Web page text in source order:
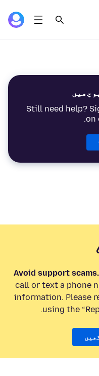
Still need help?
on
Avoid support scams.
call or text a phone
information. Please
using the